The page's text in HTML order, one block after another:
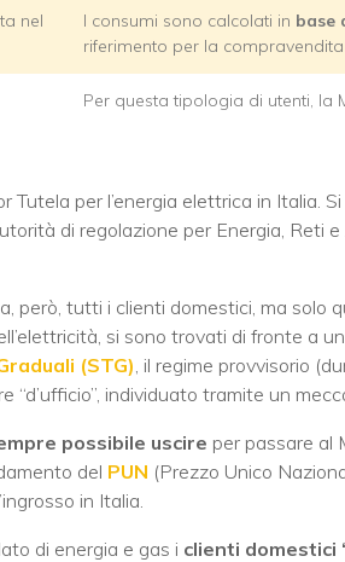
nel
I consumi sono calcolati in base
riferimento per la
Per questa tipologia di utenti, la
Tutela per l’energia elettrica in Italia.
di regolazione per Energia, Reti
però, tutti i clienti domestici, ma solo
si sono trovati di fronte a
(STG) , il regime provvisorio
“d’ufficio”, individuato tramite un
possibile uscire per passare al
del PUN (Prezzo Unico
in Italia.
di energia e gas i clienti domestici